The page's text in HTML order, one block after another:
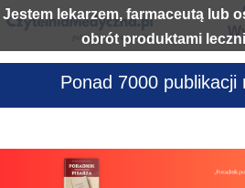
Jestem lekarzem, farmaceutą lub
obrót produktami
Ponad 7000 publikacji